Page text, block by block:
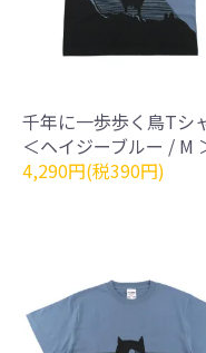
千年に一歩歩く鳥Tシ
＜ヘイジーブルー / M
4,290円(税390円)